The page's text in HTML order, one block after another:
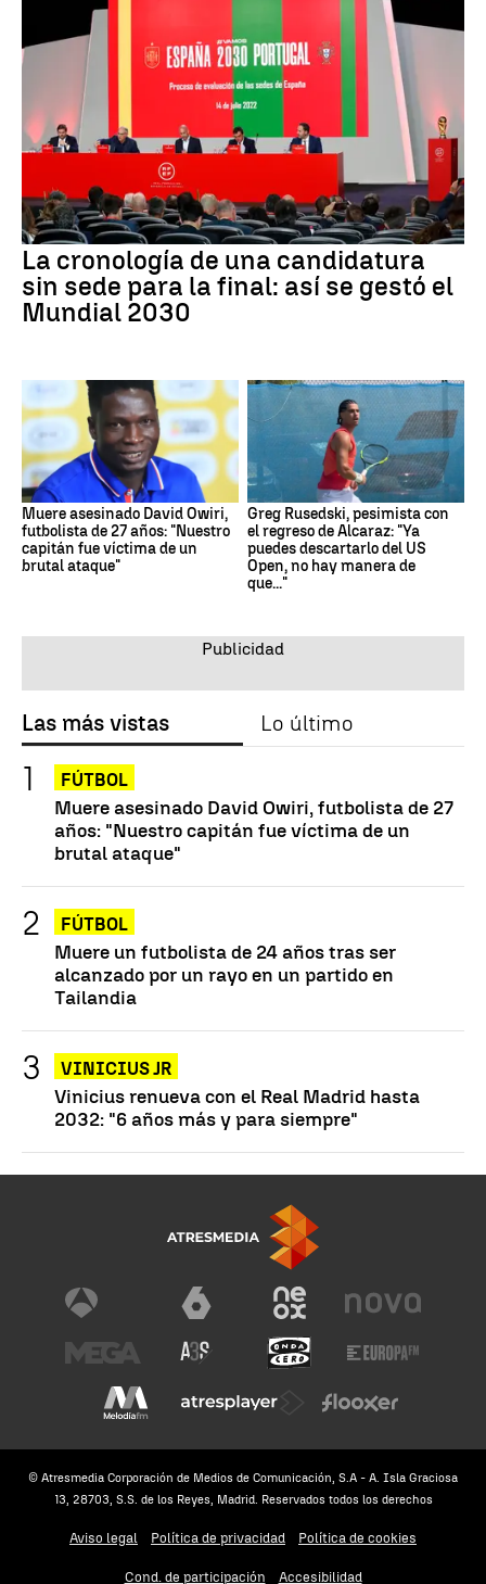
La cronología de una candidatura
sin sede para la final: así se gestó el
Mundial 2030
Muere asesinado David Owiri,
futbolista de 27 años: "Nuestro
capitán fue víctima de un
brutal ataque"
Greg Rusedski, pesimista con
el regreso de Alcaraz: "Ya
puedes descartarlo del US
Open, no hay manera de
que..."
Las más vistas Lo último
FÚTBOL
Muere asesinado David Owiri, futbolista de 27
años: "Nuestro capitán fue víctima de un
brutal ataque"
FÚTBOL
Muere un futbolista de 24 años tras ser
alcanzado por un rayo en un partido en
Tailandia
VINICIUS JR
Vinicius renueva con el Real Madrid hasta
2032: "6 años más y para siempre"
© Atresmedia Corporación de Medios de Comunicación, S.A - A. Isla Graciosa
13, 28703, S.S. de los Reyes, Madrid. Reservados todos los derechos
Aviso legal Política de privacidad Política de cookies
Cond. de participación Accesibilidad